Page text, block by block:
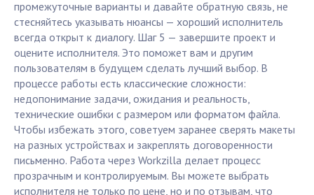
промежуточные варианты и давайте обратную связь, не
стесняйтесь указывать нюансы — хороший исполнитель
всегда открыт к диалогу. Шаг 5 — завершите проект и
оцените исполнителя. Это поможет вам и другим
пользователям в будущем сделать лучший выбор. В
процессе работы есть классические сложности:
недопонимание задачи, ожидания и реальность,
технические ошибки с размером или форматом файла.
Чтобы избежать этого, советуем заранее сверять макеты
на разных устройствах и закреплять договоренности
письменно. Работа через Workzilla делает процесс
прозрачным и контролируемым. Вы можете выбрать
исполнителя не только по цене, но и по отзывам, что